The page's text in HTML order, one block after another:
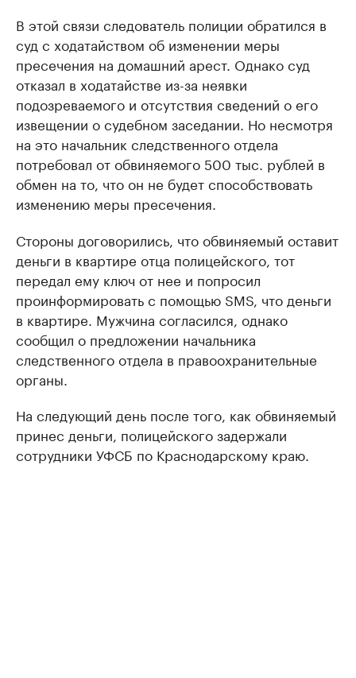
В этой связи следователь полиции обратился в
суд с ходатайством об изменении меры
пресечения на домашний арест. Однако суд
отказал в ходатайстве из-за неявки
подозреваемого и отсутствия сведений о его
извещении о судебном заседании. Но несмотря
на это начальник следственного отдела
потребовал от обвиняемого 500 тыс. рублей в
обмен на то, что он не будет способствовать
изменению меры пресечения.
Стороны договорились, что обвиняемый оставит
деньги в квартире отца полицейского, тот
передал ему ключ от нее и попросил
проинформировать с помощью SMS, что деньги
в квартире. Мужчина согласился, однако
сообщил о предложении начальника
следственного отдела в правоохранительные
органы.
На следующий день после того, как обвиняемый
принес деньги, полицейского задержали
сотрудники УФСБ по Краснодарскому краю.